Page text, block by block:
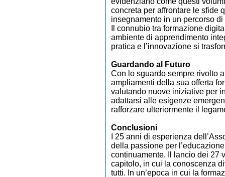
concreta per affrontare le sfide
insegnamento in un percorso
Il connubio tra formazione
ambiente di apprendimento
pratica e l’innovazione si
Guardando al Futuro
Con lo sguardo sempre rivolto
ampliamenti della sua offerta
valutando nuove iniziative per
adattarsi alle esigenze
rafforzare ulteriormente il
Conclusioni
I 25 anni di esperienza
della passione per
continuamente. Il lancio dei 27
capitolo, in cui la conoscenza
tutti. In un’epoca in cui la